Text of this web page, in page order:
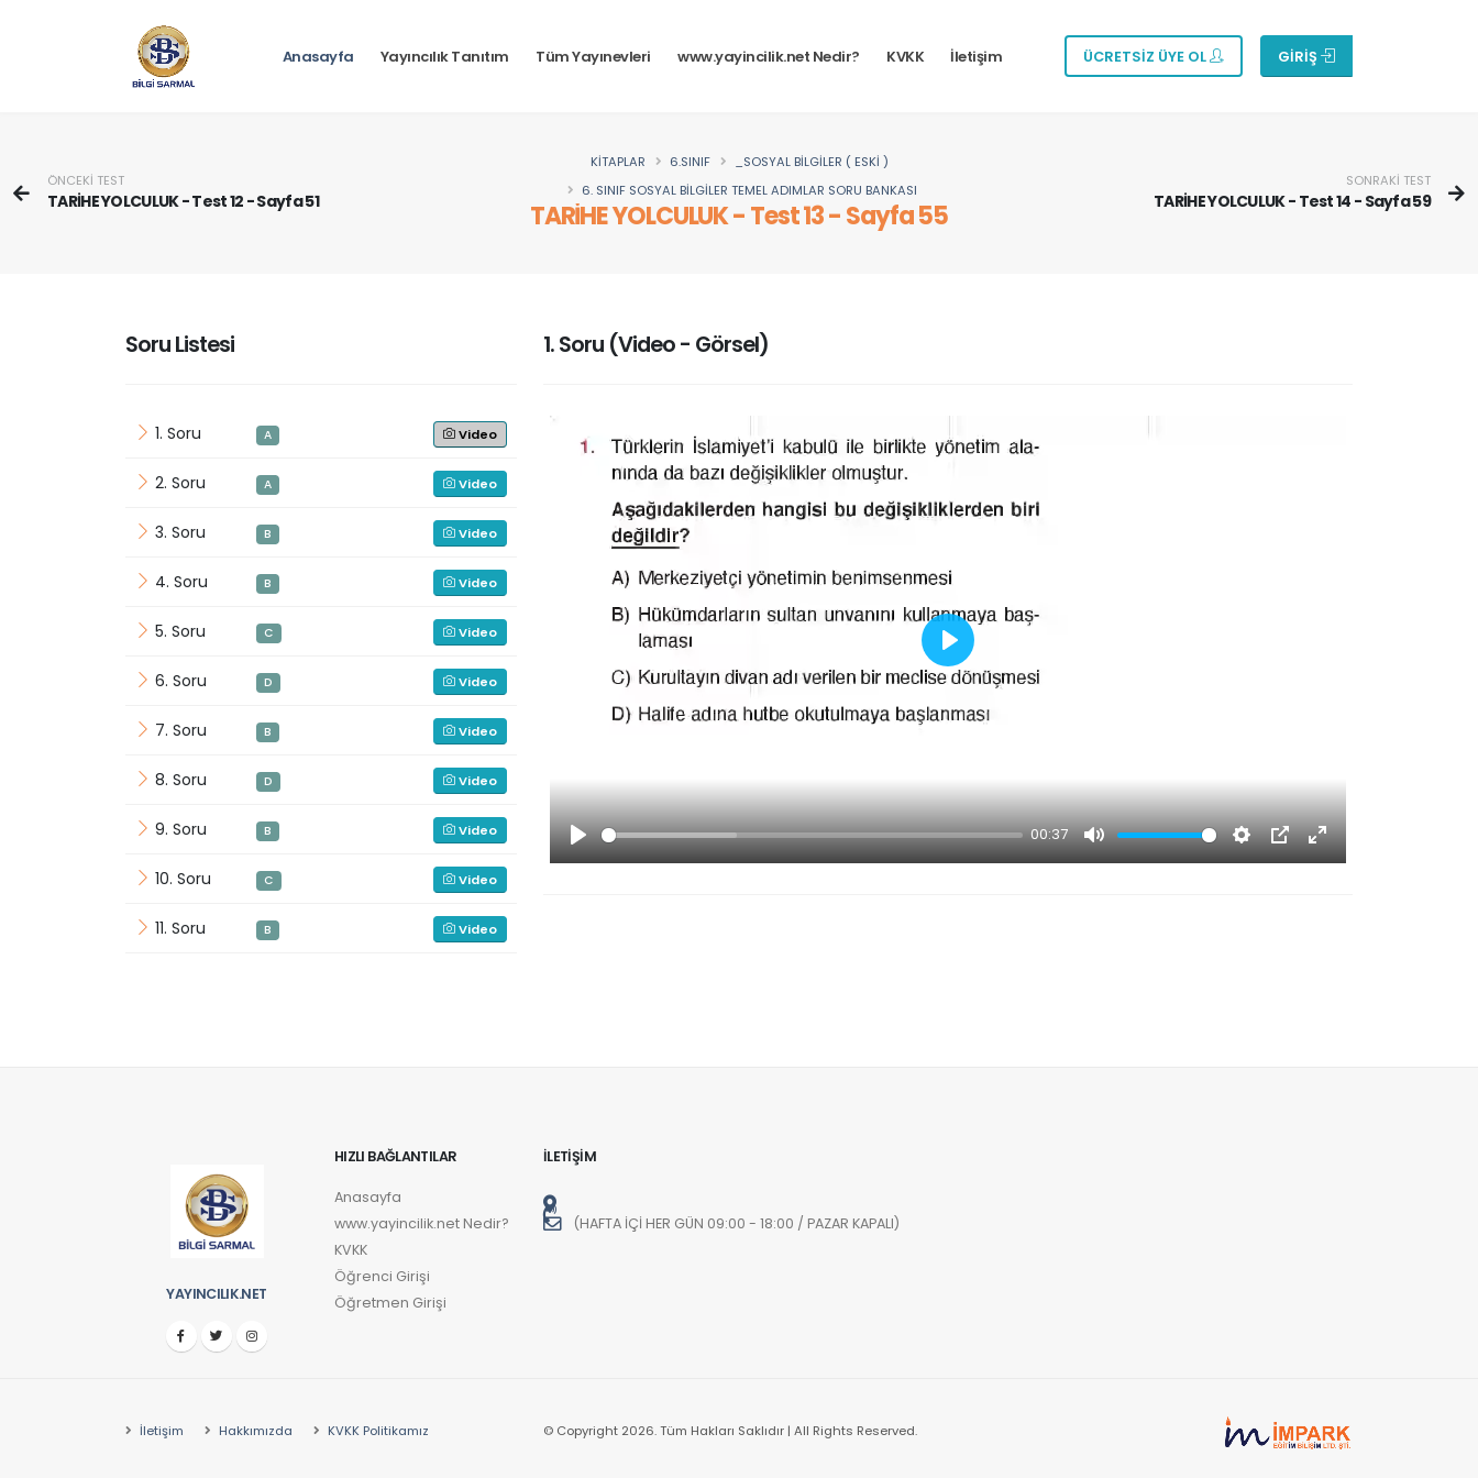
Anasayfa Yayıncılık Tanıtım Tüm Yayınevleri www.yayincilik.net Nedir? KVKK İletişim ÜCRETSİZ ÜYE OL GİRİŞ
ÖNCEKİ TEST
TARİHE YOLCULUK - Test 12 - Sayfa 51 TARİHE YOLCULUK - Test 13 - Sayfa 55
KİTAPLAR 6.SINIF
_SOSYAL BİLGİLER ( ESKİ )
6. SINIF SOSYAL BİLGİLER TEMEL ADIMLAR SORU BANKASI
SONRAKİ TEST
TARİHE YOLCULUK - Test 14 - Sayfa 59
Soru Listesi
1. Soru A Video
2. Soru A Video
3. Soru B Video
4. Soru B Video
5. Soru C Video
6. Soru D Video
7. Soru B Video
8. Soru D Video
9. Soru B Video
10. Soru C Video
11. Soru B Video
1. Soru (Video - Görsel)
Play
00:37
Mute Settings
PIP
Enter
Play
YAYINCILIK.NET
HIZLI BAĞLANTILAR
Anasayfa
www.yayincilik.net Nedir?
KVKK
Öğrenci Girişi
Öğretmen Girişi
İLETİŞİM
(HAFTA İÇİ HER GÜN 09:00 - 18:00 / PAZAR KAPALI)
İletişim Hakkımızda KVKK Politikamız © Copyright 2026. Tüm Hakları Saklıdır | All Rights Reserved.